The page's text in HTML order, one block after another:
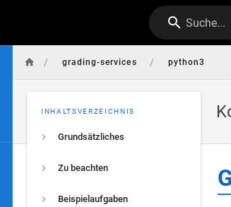
Suche...
/ grading-services / python3
INHALTSVERZEICHNIS
Grundsätzliches
Zu beachten
Beispielaufgaben